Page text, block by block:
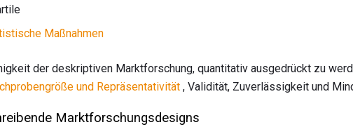
Maßnahmen
der deskriptiven Marktforschung, quantitativ ausgedrückt zu
und Repräsentativität , Validität, Zuverlässigkeit und
Marktforschungsdesigns